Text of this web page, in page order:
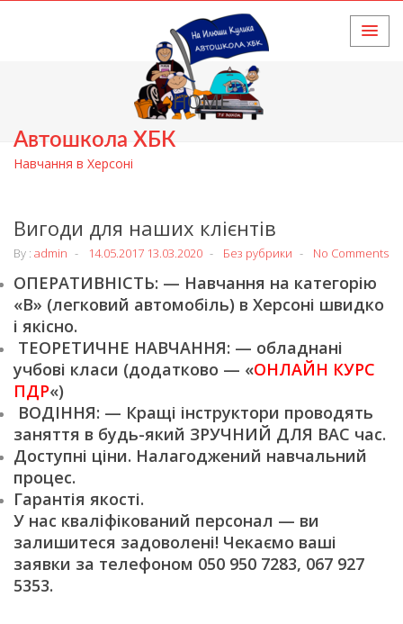
Автошкола ХБК
Навчання в Херсоні
HOME
Вигоди для наших клієнтів
By : admin 14.05.2017 13.03.2020 Без рубрики No Comments
ОПЕРАТИВНІСТЬ: — Навчання на категорію
«В» (легковий автомобіль) в Херсоні швидко
і якісно.
ТЕОРЕТИЧНЕ НАВЧАННЯ: — обладнані
учбові класи (додатково — «ОНЛАЙН КУРС
ПДР«)
ВОДІННЯ: — Кращі інструктори проводять
заняття в будь-який ЗРУЧНИЙ ДЛЯ ВАС час.
Доступні ціни. Налагоджений навчальний
процес.
Гарантія якості.
У нас кваліфікований персонал — ви
залишитеся задоволені! Чекаємо ваші
заявки за телефоном 050 950 7283, 067 927
5353.